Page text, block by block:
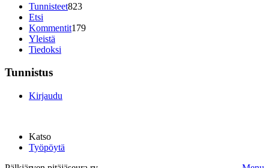
Tunnisteet823
Etsi
Kommentit179
Yleistä
Tiedoksi
Tunnistus
Kirjaudu
Katso
Työpöytä